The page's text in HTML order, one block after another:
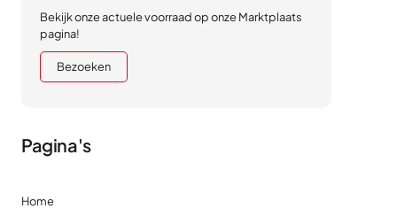
Bekijk onze actuele voorraad op onze Marktplaats
pagina!
Bezoeken
Pagina's
Home